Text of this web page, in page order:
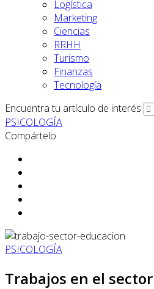
Logística
Marketing
Ciencias
RRHH
Turismo
Finanzas
Tecnología
Encuentra tu artículo de interés
PSICOLOGÍA
Compártelo
PSICOLOGÍA
Trabajos en el